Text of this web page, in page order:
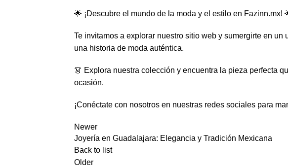
🌟 ¡Descubre el mundo de la moda y el estilo en Fazinn.mx!
Te invitamos a explorar nuestro sitio web y sumergirte en
una historia de moda auténtica.
👗 Explora nuestra colección y encuentra la pieza perfecta
ocasión.
¡Conéctate con nosotros en nuestras redes sociales para
Newer
Joyería en Guadalajara: Elegancia y Tradición Mexicana
Back to list
Older